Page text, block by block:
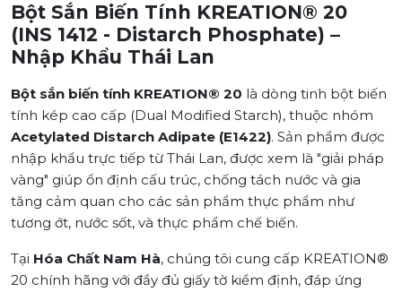
Bột Sắn Biến Tính KREATION® 20
(INS 1412 - Distarch Phosphate) –
Nhập Khẩu Thái Lan
Bột sắn biến tính KREATION® 20 là dòng tinh bột biến
tính kép cao cấp (Dual Modified Starch), thuộc nhóm
Acetylated Distarch Adipate (E1422). Sản phẩm được
nhập khẩu trực tiếp từ Thái Lan, được xem là "giải pháp
vàng" giúp ổn định cấu trúc, chống tách nước và gia
tăng cảm quan cho các sản phẩm thực phẩm như
tương ớt, nước sốt, và thực phẩm chế biến.
Tại Hóa Chất Nam Hà, chúng tôi cung cấp KREATION®
20 chính hãng với đầy đủ giấy tờ kiểm định, đáp ứng